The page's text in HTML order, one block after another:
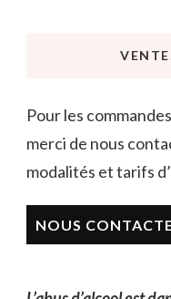
Pour les
merci de nous
modalités et tarifs
NOUS